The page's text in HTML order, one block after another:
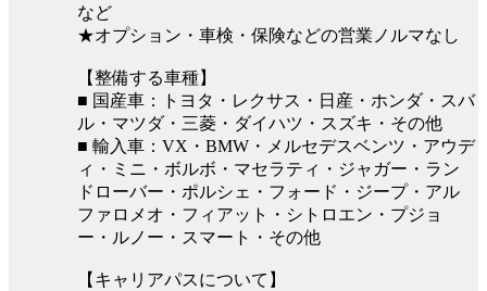
など
★オプション・車検・保険などの営業ノルマなし
【整備する車種】
■ 国産車：トヨタ・レクサス・日産・ホンダ・スバ
ル・マツダ・三菱・ダイハツ・スズキ・その他
■ 輸入車：VX・BMW・メルセデスベンツ・アウデ
ィ・ミニ・ボルボ・マセラティ・ジャガー・ラン
ドローバー・ポルシェ・フォード・ジープ・アル
ファロメオ・フィアット・シトロエン・プジョ
ー・ルノー・スマート・その他
【キャリアパスについて】